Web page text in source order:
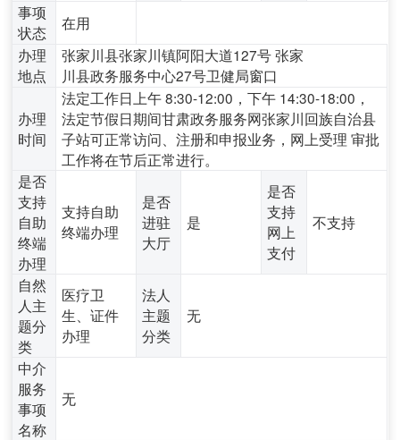
事项
状态
在用
办理
地点
张家川县张家川镇阿阳大道127号 张家
川县政务服务中心27号卫健局窗口
办理
时间
法定工作日上午 8:30-12:00，下午 14:30-18:00，
法定节假日期间甘肃政务服务网张家川回族自治县
子站可正常访问、注册和申报业务，网上受理 审批
工作将在节后正常进行。
是否
支持
自助
终端
办理
支持自助
终端办理
是否
进驻
大厅
是
是否
支持
网上
支付
不支持
自然
人主
题分
类
医疗卫
生、证件
办理
法人
主题
分类
无
中介
服务
事项
名称
无